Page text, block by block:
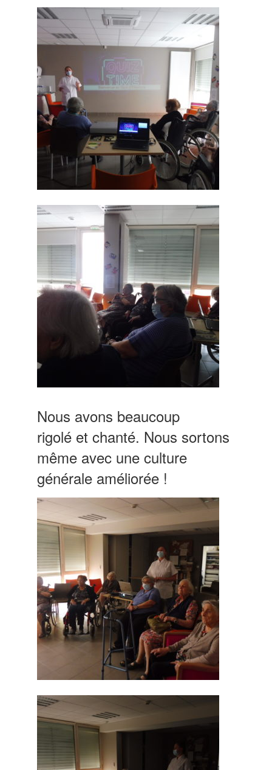
Nous avons beaucoup
rigolé et chanté. Nous sortons
même avec une culture
générale améliorée !